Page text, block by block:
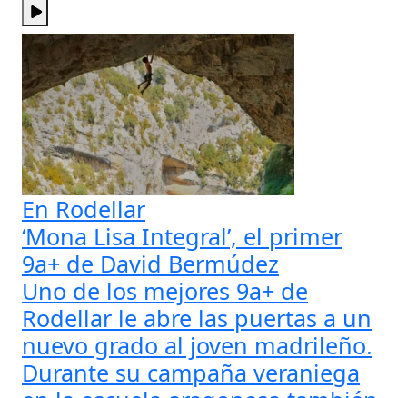
En Rodellar
‘Mona Lisa Integral’, el primer
9a+ de David Bermúdez
Uno de los mejores 9a+ de
Rodellar le abre las puertas a un
nuevo grado al joven madrileño.
Durante su campaña veraniega